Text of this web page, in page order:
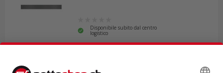
Disponibile subito dal centro
logistico
66.85